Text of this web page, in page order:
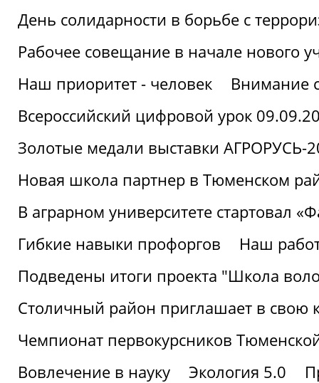
День солидарности в борьбе с
Рабочее совещание в начале нового
Наш приоритет - человек
Внимание
Всероссийский цифровой урок
Золотые медали выставки АГРОРУСЬ-
Новая школа партнер в Тюменском
В аграрном университете стартовал
Гибкие навыки профоргов
Наш
Подведены итоги проекта "Школа
Столичный район приглашает в свою
Чемпионат первокурсников
Вовлечение в науку
Экология 5.0